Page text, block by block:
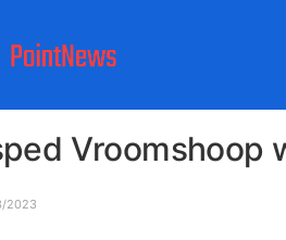
Vroomshoop
2023